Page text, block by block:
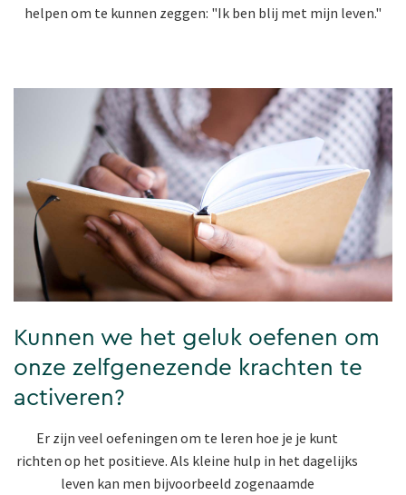
helpen om te kunnen zeggen: "Ik ben blij met mijn leven."
Kunnen we het geluk oefenen om
onze zelfgenezende krachten te
activeren?
Er zijn veel oefeningen om te leren hoe je je kunt
richten op het positieve. Als kleine hulp in het dagelijks
leven kan men bijvoorbeeld zogenaamde